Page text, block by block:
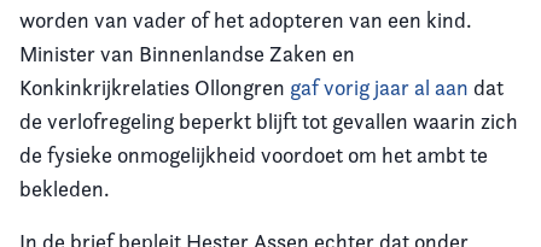
worden van vader of het adopteren van een kind.
Minister van Binnenlandse Zaken en
Konkinkrijkrelaties Ollongren gaf vorig jaar al aan dat
de verlofregeling beperkt blijft tot gevallen waarin zich
de fysieke onmogelijkheid voordoet om het ambt te
bekleden.
In de brief bepleit Hester Assen echter dat onder